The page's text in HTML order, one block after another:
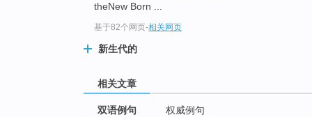
theNew Born ...
基于82个网页-相关网页
新生代的
相关文章
双语例句 权威例句